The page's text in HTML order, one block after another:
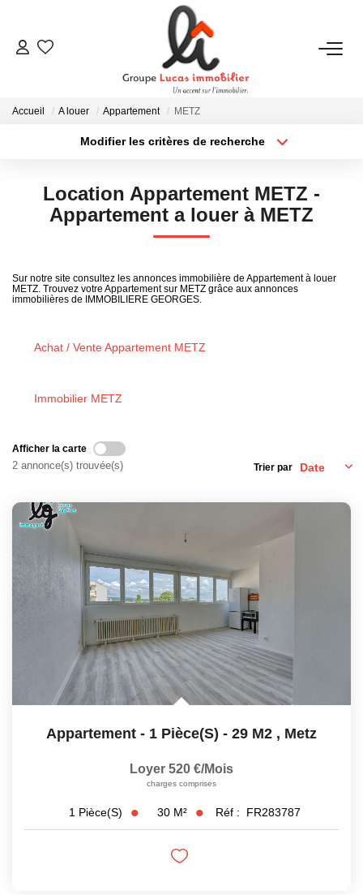
NOUS CONTACTER
ESTIMER
Accueil A louer Appartement METZ
Modifier les critères de recherche
Sélectionnez...
Type de bien
Surface min
Créer une alerte
Location Appartement METZ -
Appartement a louer à METZ
Sur notre site consultez les annonces immobilière de Appartement à louer
METZ. Trouvez votre Appartement sur METZ grâce aux annonces
immobilières de IMMOBILIERE GEORGES.
Achat / Vente Appartement METZ
Immobilier METZ
Afficher la carte
2 annonce(s) trouvée(s) Trier par
Appartement - 1 Pièce(s) - 29 M2 , Metz
Loyer 520 €/mois
charges comprises
1 Pièce(s) 30 M² Réf : FR283787